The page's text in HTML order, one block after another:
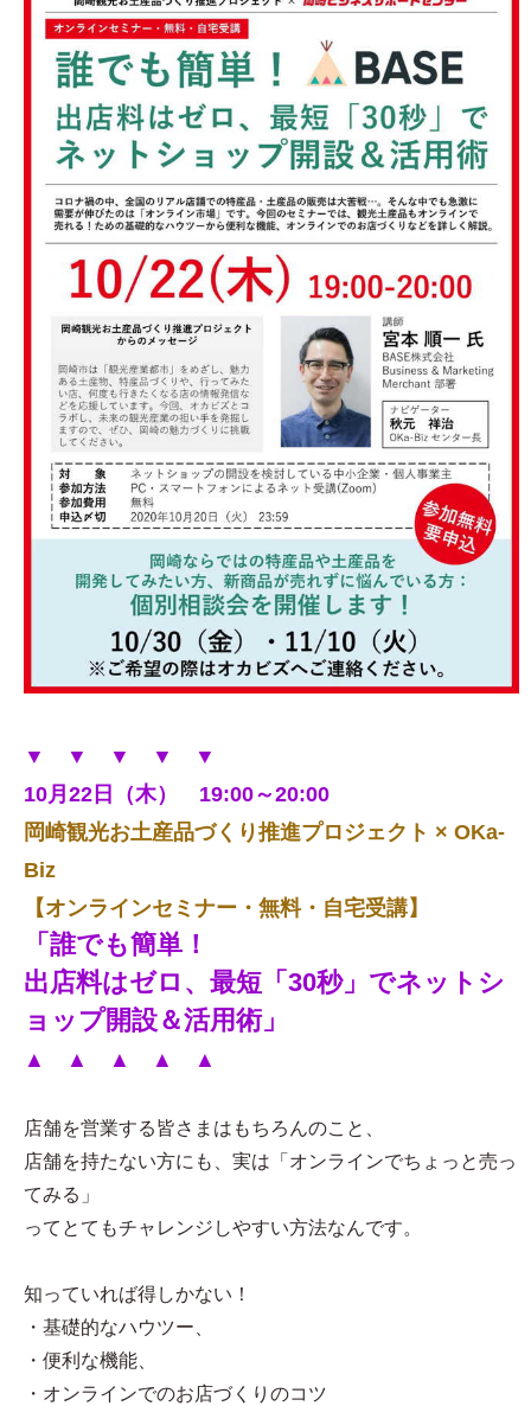
▼ ▼ ▼ ▼ ▼
10月22日（木） 19:00～20:00
岡崎観光お土産品づくり推進プロジェクト × OKa-
Biz
【オンラインセミナー・無料・自宅受講】
「誰でも簡単！
出店料はゼロ、最短「30秒」でネットシ
ョップ開設＆活用術」
▲ ▲ ▲ ▲ ▲
店舗を営業する皆さまはもちろんのこと、
店舗を持たない方にも、実は「オンラインでちょっと売っ
てみる」
ってとてもチャレンジしやすい方法なんです。
知っていれば得しかない！
・基礎的なハウツー、
・便利な機能、
・オンラインでのお店づくりのコツ